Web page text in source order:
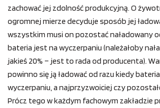
zachować jej zdolność produkcyjną. O
ogromnej mierze decyduje sposób jej
wszystkim musi on pozostać naładowany
bateria jest na wyczerpaniu (należałoby
jakieś 20% – jest to rada od producenta).
powinno się ją ładować od razu kiedy
wyczerpaniu, a najprzyzwoiciej czy
Prócz tego w każdym fachowym zakładzie